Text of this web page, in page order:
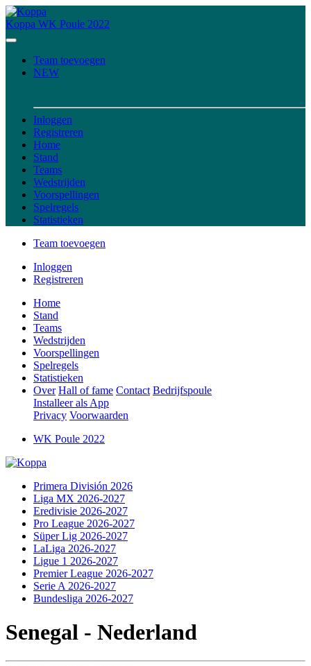
Koppa WK Poule 2022
Team toevoegen
NEW
Inloggen
Registreren
Home
Stand
Teams
Wedstrijden
Voorspellingen
Spelregels
Statistieken
Team toevoegen
Inloggen
Registreren
Home
Stand
Teams
Wedstrijden
Voorspellingen
Spelregels
Statistieken
Over Hall of fame Contact Bedrijfspoule
Installeer als App
Privacy Voorwaarden
WK Poule 2022
Primera División 2026
Liga MX 2026-2027
Eredivisie 2026-2027
Pro League 2026-2027
Süper Lig 2026-2027
LaLiga 2026-2027
Ligue 1 2026-2027
Premier League 2026-2027
Serie A 2026-2027
Bundesliga 2026-2027
Senegal - Nederland